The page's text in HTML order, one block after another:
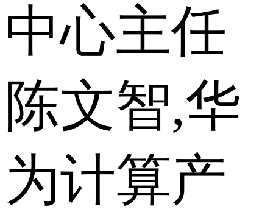
中心主任
陈文智,华
为计算产